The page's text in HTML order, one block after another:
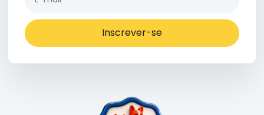
Inscrever-se